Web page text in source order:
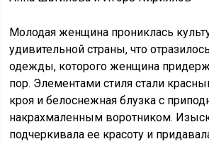
Молодая женщина прониклась
удивительной страны, что
одежды, которого женщина
пор. Элементами стиля стали
кроя и белоснежная блузка с
накрахмаленным воротником.
подчеркивала ее красоту и